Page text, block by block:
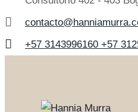
+57 3143996160 +57